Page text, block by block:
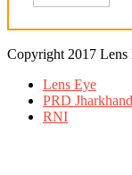
Copyright 2017 Lens
Lens Eye
PRD Jharkhand
RNI